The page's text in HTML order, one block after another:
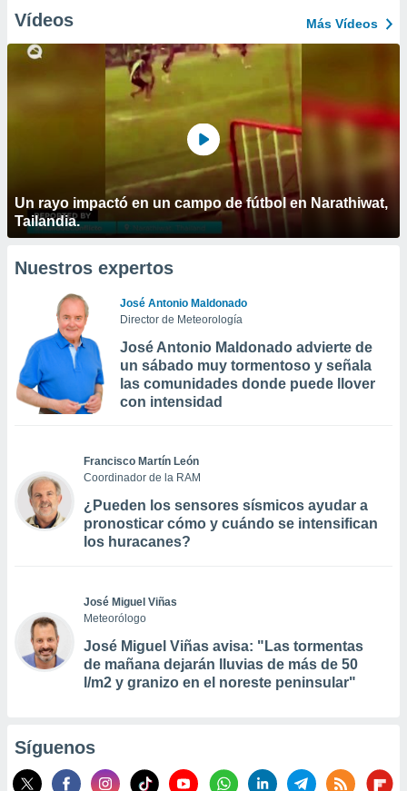
Vídeos Más Vídeos
Un rayo impactó en un campo de fútbol en Narathiwat,
Tailandia.
Nuestros expertos
José Antonio Maldonado
Director de Meteorología
José Antonio Maldonado advierte de
un sábado muy tormentoso y señala
las comunidades donde puede llover
con intensidad
Francisco Martín León
Coordinador de la RAM
¿Pueden los sensores sísmicos ayudar a
pronosticar cómo y cuándo se intensifican
los huracanes?
José Miguel Viñas
Meteorólogo
José Miguel Viñas avisa: "Las tormentas
de mañana dejarán lluvias de más de 50
l/m2 y granizo en el noreste peninsular"
Síguenos